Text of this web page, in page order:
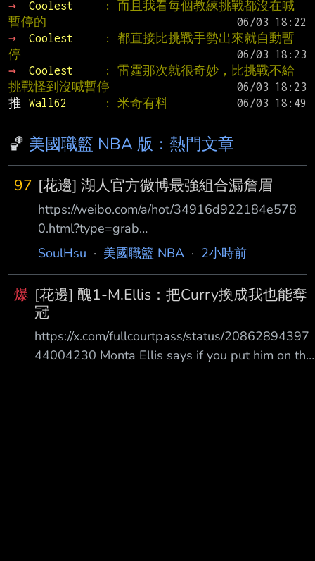
→ Coolest
: 而且我看每個教練挑戰都沒在喊
暫停的
→
Coolest
: 都直接比挑戰手勢出來就自動暫
停
→
Coolest
: 雷霆那次就很奇妙，比挑戰不給
挑戰怪到沒喊暫停
推
Wall62 : 米奇有料
🏀 美國職籃 NBA 版：熱門文章
97 [花邊] 湖人官方微博最強組合漏詹眉
https://weibo.com/a/hot/34916d922184e578_
0.html?type=grab
https://www.facebook.com/share/p/1Af7euCY4
奪第17冠雙人組被跳過，詹姆斯8年1冠 2026年
8月7日，Los Angeles Lakers（洛杉磯湖人）官
方微博發布“隊史偉大雙人組”主 題盤點。配文稱
“有些組合靠時間沉澱經典，有些組合以冠軍鑄
就傳奇”，依次羅列了 M agic Johnson
SoulHsu · 美國職籃 NBA · 2小時前
爆 [花邊] 醜1-M.Ellis：把Curry換成我也能奪
冠
https://x.com/fullcourtpass/status/20862894397
44004230 Monta Ellis says if you put him on the